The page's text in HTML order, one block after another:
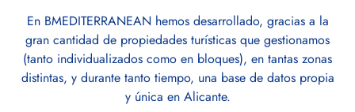
En BMEDITERRANEAN hemos desarrollado, gracias a la
gran cantidad de propiedades turísticas que gestionamos
(tanto individualizados como en bloques), en tantas zonas
distintas, y durante tanto tiempo, una base de datos propia
y única en Alicante.